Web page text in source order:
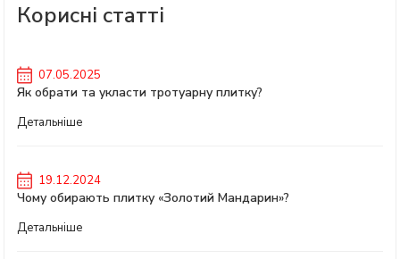
Корисні статті
07.05.2025
Як обрати та укласти тротуарну плитку?
Детальніше
19.12.2024
Чому обирають плитку «Золотий Мандарин»?
Детальніше